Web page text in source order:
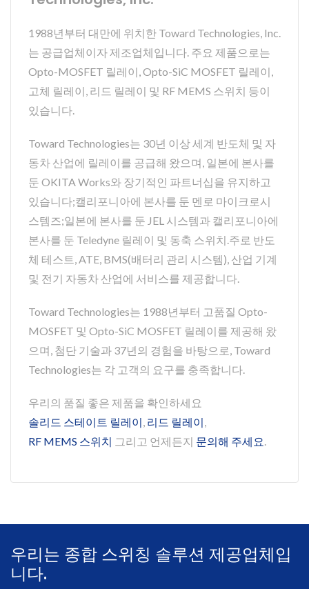
1988년부터 대만에 위치한 Toward Technologies, Inc.
는 공급업체이자 제조업체입니다. 주요 제품으로는
Opto-MOSFET 릴레이, Opto-SiC MOSFET 릴레이,
고체 릴레이, 리드 릴레이 및 RF MEMS 스위치 등이
있습니다.
Toward Technologies는 30년 이상 세계 반도체 및 자
동차 산업에 릴레이를 공급해 왔으며, 일본에 본사를
둔 OKITA Works와 장기적인 파트너십을 유지하고
있습니다;캘리포니아에 본사를 둔 멘로 마이크로시
스템즈;일본에 본사를 둔 JEL 시스템과 캘리포니아에
본사를 둔 Teledyne 릴레이 및 동축 스위치.주로 반도
체 테스트, ATE, BMS(배터리 관리 시스템), 산업 기계
및 전기 자동차 산업에 서비스를 제공합니다.
Toward Technologies는 1988년부터 고품질 Opto-
MOSFET 및 Opto-SiC MOSFET 릴레이를 제공해 왔
으며, 첨단 기술과 37년의 경험을 바탕으로, Toward
Technologies는 각 고객의 요구를 충족합니다.
우리의 품질 좋은 제품을 확인하세요
솔리드 스테이트 릴레이, 리드 릴레이,
RF MEMS 스위치 그리고 언제든지 문의해 주세요.
우리는 종합 스위칭 솔루션 제공업체입
니다.